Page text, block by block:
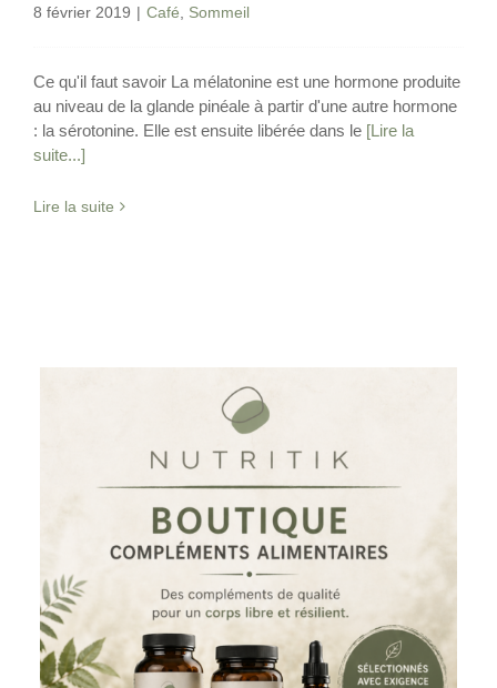
8 février 2019 | Café Sommeil
Ce qu'il faut savoir La mélatonine est une hormone produite
au niveau de la glande pinéale à partir d'une autre hormone
: la sérotonine. Elle est ensuite libérée dans le [Lire la
suite...]
Lire la suite